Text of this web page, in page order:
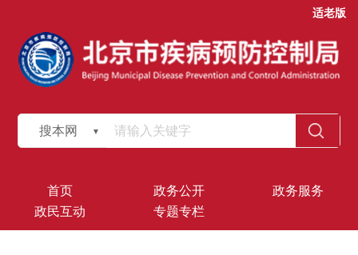
适老版
搜本网
首页 政务公开
政务服务
政民互动
专题专栏